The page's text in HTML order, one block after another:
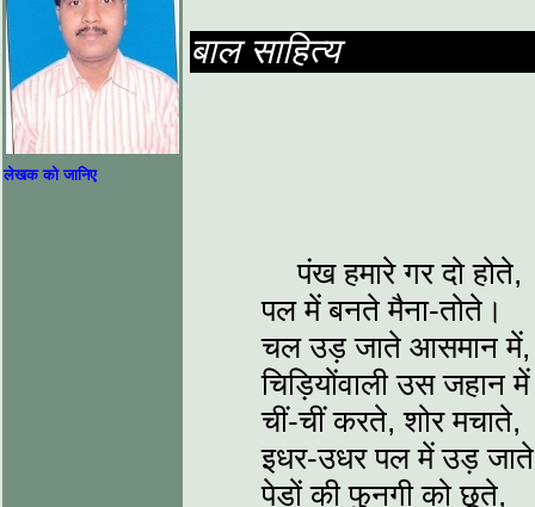
लेखक को जानिए
बाल साहित्य
पंख हमारे गर दो होते,
पल में बनते मैना-तोते।
चल उड़ जाते आसमान में,
चिड़ियोंवाली उस जहान
चीं-चीं करते, शोर मचाते,
इधर-उधर पल में उड़
पेड़ों की फुनगी को छूते,